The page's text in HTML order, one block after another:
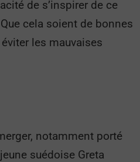
de s’inspirer de ce
cela soient de bonnes
les mauvaises
notamment porté
suédoise Greta